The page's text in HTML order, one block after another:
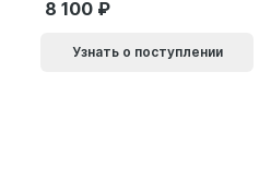
8 100
Узнать о поступлении